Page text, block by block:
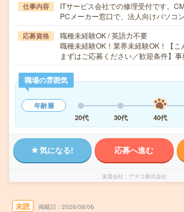
仕事内容
ITサービス会社での修理受付です。
PCメーカー窓口で、法人向けパソコ
応募資格
職種未経験OK / 英語力不要
職種未経験OK！業界未経験OK！【こ
まずはご応募ください／歓迎条件】
職場の雰囲気
年齢層
20代
30代 40代
気になる! 応募へ進む
派遣会社 アデコ株式会社
未読 掲載日 2026/08/06